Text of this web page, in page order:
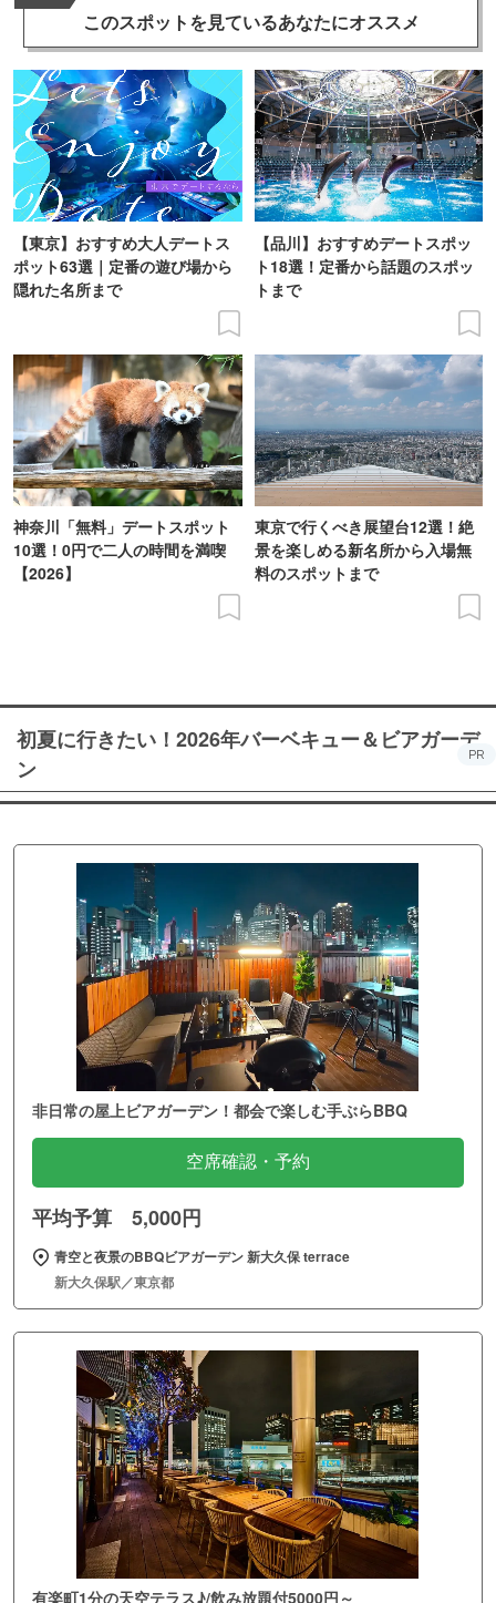
このスポットを見ているあなたにオススメ
【東京】おすすめ大人デートス
ポット63選｜定番の遊び場から
隠れた名所まで
【品川】おすすめデートスポッ
ト18選！定番から話題のスポッ
トまで
神奈川「無料」デートスポット
10選！0円で二人の時間を満喫
【2026】
東京で行くべき展望台12選！絶
景を楽しめる新名所から入場無
料のスポットまで
初夏に行きたい！2026年バーベキュー＆ビアガーデ
ン
PR
非日常の屋上ビアガーデン！都会で楽しむ手ぶらBBQ
空席確認・予約
平均予算 5,000円
青空と夜景のBBQビアガーデン 新大久保 terrace
新大久保駅／東京都
有楽町1分の天空テラス♪/飲み放題付5000円～